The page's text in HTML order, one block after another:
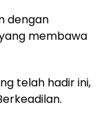
dengan
membawa
telah hadir ini,